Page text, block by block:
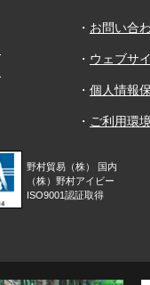
・ お問い合
・ ウェブサ
・ 個人情報
・ ご利用環
野村貿易（株） 国内
（株）野村アイビー
ISO9001認証取得